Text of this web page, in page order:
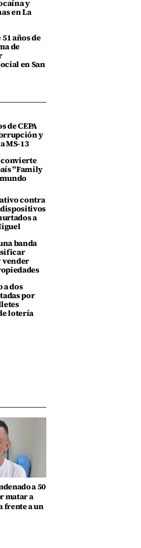
y
en La
años de
de
en San
de CEPA
y
MS-13
convierte
"Family
contra
a
banda
vender
a dos
por
lotería
a 50
matar a
frente a un